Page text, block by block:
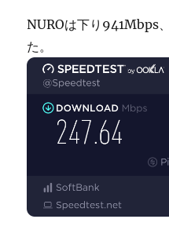
NUROは下り941Mbps
た。